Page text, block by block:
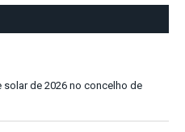
solar de 2026 no concelho de